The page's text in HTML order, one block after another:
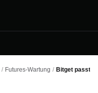
/ Futures-Wartung / Bitget passt